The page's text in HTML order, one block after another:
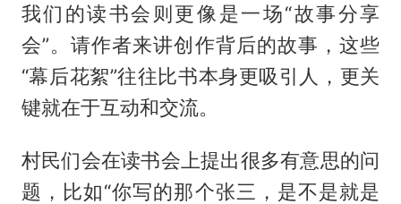
我们的读书会则更像是一场“故事分享
会”。请作者来讲创作背后的故事，这些
“幕后花絮”往往比书本身更吸引人，更关
键就在于互动和交流。
村民们会在读书会上提出很多有意思的问
题，比如“你写的那个张三，是不是就是